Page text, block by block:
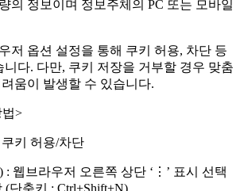
의 정보이며 정보주체의 PC 또는 모바일
저 옵션 설정을 통해 쿠키 허용, 차단 등
니다. 다만, 쿠키 저장을 거부할 경우 맞춤
움이 발생할 수 있습니다.
법>
키 허용/차단
: 웹브라우저 오른쪽 상단 ‘⋮’ 표시 선택
(단축키 : Ctrl+Shift+N)